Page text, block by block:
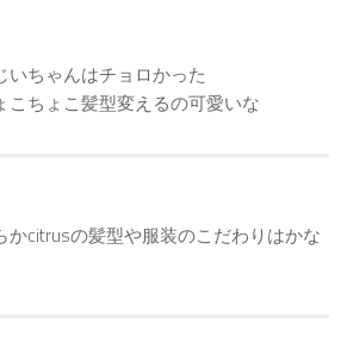
いちゃんはチョロかった
こちょこ髪型変えるの可愛いな
かcitrusの髪型や服装のこだわりはかな